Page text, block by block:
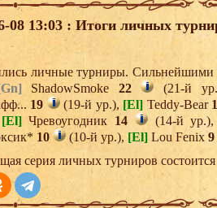
08 13:03 : Итоги личных
личные турниры. Сильнейшими
ShadowSmoke 22
(21-й
19 (19-й ур.), [El] Teddy-Bear
[El]Чревоугодник 14
(14-й
10 (10-й ур.), [El] Lou Fenix 9
серия личных турниров состоится